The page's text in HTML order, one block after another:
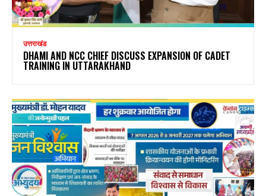
उत्तराखंड
DHAMI AND NCC CHIEF DISCUSS EXPANSION OF CADET
TRAINING IN UTTARAKHAND